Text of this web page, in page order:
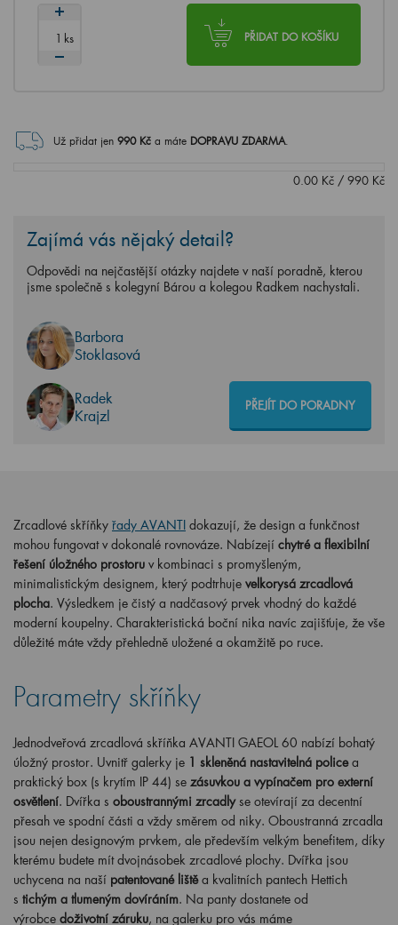
PŘIDAT DO KOŠÍKU
ks
Už přidat jen 990Kč a máte DOPRAVU ZDARMA.
0.00 Kč / 990 Kč
Zajímá vás nějaký detail?
Odpovědi na nejčastější otázky najdete v naší poradně, kterou
jsme společně s kolegyní Bárou a kolegou Radkem nachystali.
Barbora
Stoklasová
Radek
Krajzl
PŘEJÍT DO PORADNY
Zrcadlové skříňky řady AVANTI dokazují, že design a funkčnost
mohou fungovat v dokonalé rovnováze. Nabízejí chytré a flexibilní
řešení úložného prostoru v kombinaci s promyšleným,
minimalistickým designem, který podtrhuje velkorysá zrcadlová
plocha. Výsledkem je čistý a nadčasový prvek vhodný do každé
moderní koupelny. Charakteristická boční nika navíc zajišťuje, že vše
důležité máte vždy přehledně uložené a okamžitě po ruce.
Parametry skříňky
Jednodveřová zrcadlová skříňka AVANTI GAEOL 60 nabízí bohatý
úložný prostor. Uvnitř galerky je 1 skleněná nastavitelná police a
praktický box (s krytím IP 44) se zásuvkou a vypínačem pro externí
osvětlení. Dvířka s oboustrannými zrcadly se otevírají za decentní
přesah ve spodní části a vždy směrem od niky. Oboustranná zrcadla
jsou nejen designovým prvkem, ale především velkým benefitem, díky
kterému budete mít dvojnásobek zrcadlové plochy. Dvířka jsou
uchycena na naší patentované liště a kvalitních pantech Hettich
s tichým a tlumeným dovíráním. Na panty dostanete od
výrobce doživotní záruku, na galerku pro vás máme